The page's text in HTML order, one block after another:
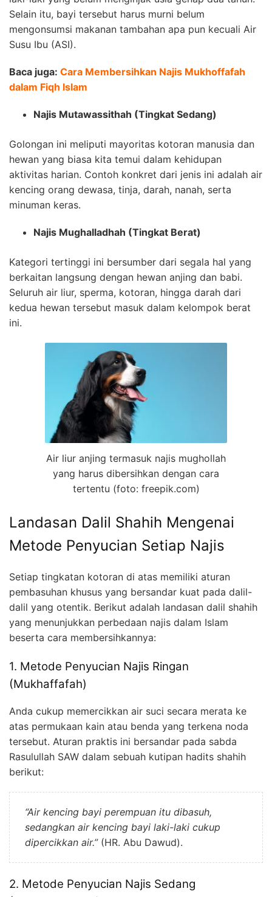
Selain itu, bayi tersebut harus murni belum
mengonsumsi makanan tambahan apa pun kecuali Air
Susu Ibu (ASI).
Baca juga: Cara Membersihkan Najis Mukhoffafah
dalam Fiqh Islam
Najis Mutawassithah (Tingkat Sedang)
Golongan ini meliputi mayoritas kotoran manusia dan
hewan yang biasa kita temui dalam kehidupan
aktivitas harian. Contoh konkret dari jenis ini adalah air
kencing orang dewasa, tinja, darah, nanah, serta
minuman keras.
Najis Mughalladhah (Tingkat Berat)
Kategori tertinggi ini bersumber dari segala hal yang
berkaitan langsung dengan hewan anjing dan babi.
Seluruh air liur, sperma, kotoran, hingga darah dari
kedua hewan tersebut masuk dalam kelompok berat
ini.
Air liur anjing termasuk najis mughollah
yang harus dibersihkan dengan cara
tertentu (foto: freepik.com)
Landasan Dalil Shahih Mengenai
Metode Penyucian Setiap Najis
Setiap tingkatan kotoran di atas memiliki aturan
pembasuhan khusus yang bersandar kuat pada dalil-
dalil yang otentik. Berikut adalah landasan dalil shahih
yang menunjukkan perbedaan najis dalam Islam
beserta cara membersihkannya:
1. Metode Penyucian Najis Ringan
(Mukhaffafah)
Anda cukup memercikkan air suci secara merata ke
atas permukaan kain atau benda yang terkena noda
tersebut. Aturan praktis ini bersandar pada sabda
Rasulullah SAW dalam sebuah kutipan hadits shahih
berikut:
“Air kencing bayi perempuan itu dibasuh,
sedangkan air kencing bayi laki-laki cukup
dipercikkan air.”(HR. Abu Dawud).
2. Metode Penyucian Najis Sedang